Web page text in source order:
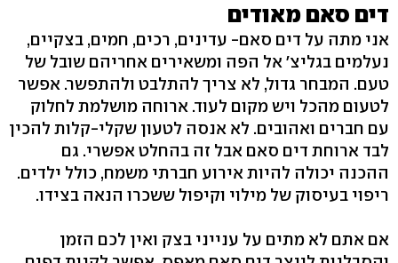
דים סאם מאודים
אני מתה על דים סאם- עדינים, רכים, חמים, בצקיים,
נעלמים בגליצ' אל הפה ומשאירים אחריהם שובל של
טעם. המבחר גדול, לא צריך להתלבט ולהתפשר. אפשר
לטעום מהכל ויש מקום לעוד. ארוחה מושלמת לחלוק
עם חברים ואהובים. לא אנסה לטעון שקלי-קלות להכין
לבד ארוחת דים סאם אבל זה בהחלט אפשרי. גם
ההכנה יכולה להיות אירוע חברתי משמח, כולל ילדים.
ריפוי בעיסוק של מילוי וקיפול ששכרו הנאה בצידו.
אם אתם לא מתים על ענייני בצק ואין לכם הזמן